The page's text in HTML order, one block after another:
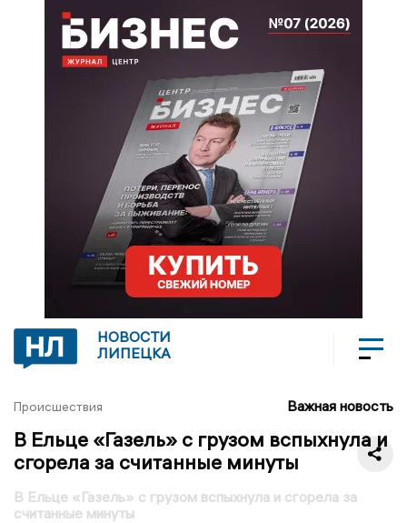
НОВОСТИ
ЛИПЕЦКА
Происшествия Важная новость
В Ельце «Газель» с грузом вспыхнула и
сгорела за считанные минуты
В Ельце «Газель» с грузом вспыхнула и сгорела за
считанные минуты